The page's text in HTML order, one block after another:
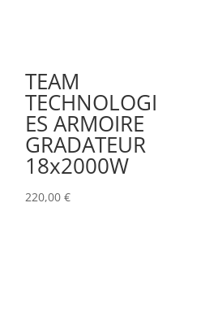
TEAM
TECHNOLOGI
ES ARMOIRE
GRADATEUR
18x2000W
220,00€